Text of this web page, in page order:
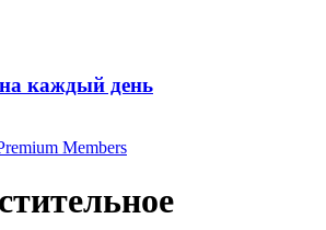
каждый день
Members